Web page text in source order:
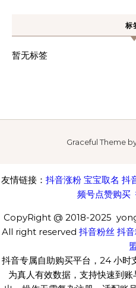
标
暂无标签
Graceful Theme
友情链接： 抖音涨粉 宝宝取名 抖
频号点赞购买
CopyRight @ 2018-2025
All right reserved 抖音粉丝 抖
抖音专属自助购买平台，24 小时
为真人有效数据，支持快速到